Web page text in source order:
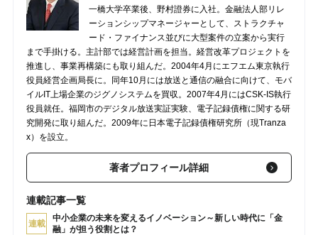
一橋大学卒業後、野村證券に入社。金融法人部リレ
ーションシップマネージャーとして、ストラクチャ
ード・ファイナンス並びに大型案件の立案から実行
まで手掛ける。主計部では経営計画を担当。経営改革プロジェクトを
推進し、事業再構築にも取り組んだ。2004年4月にエフエム東京執行
役員経営企画局長に。同年10月には放送と通信の融合に向けて、モバ
イルIT上場企業のジグノシステムを買収。2007年4月にはCSK-IS執行
役員就任。福岡市のデジタル放送実証実験、電子記録債権に関する研
究開発に取り組んだ。2009年に日本電子記録債権研究所（現Tranza
x）を設立。
著者プロフィール詳細
連載記事一覧
連載
中小企業の未来を変えるイノベーション～新しい時代に「金
融」が担う役割とは？